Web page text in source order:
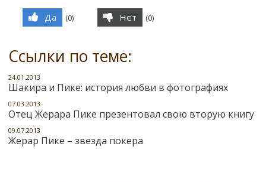
Да (0) Нет (0)
Ссылки по теме:
24.01.2013
Шакира и Пике: история любви в фотографиях
07.03.2013
Отец Жерара Пике презентовал свою вторую книгу
09.07.2013
Жерар Пике – звезда покера